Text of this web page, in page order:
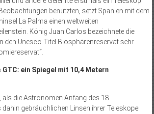
benutzten, setzt Spanien mit dem
La Palma einen weltweiten
König Juan Carlos bezeichnete die
den Unesco-Titel Biosphärenreservat sehr
ein Spiegel mit 10,4 Metern
als die Astronomen Anfang des 18.
gebräuchlichen Linsen ihrer Teleskope